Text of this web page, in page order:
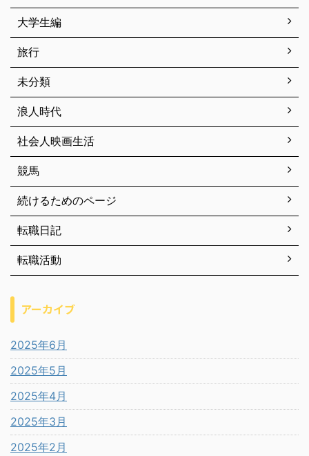
大学生編
旅行
未分類
浪人時代
社会人映画生活
競馬
続けるためのページ
転職日記
転職活動
アーカイブ
2025年6月
2025年5月
2025年4月
2025年3月
2025年2月